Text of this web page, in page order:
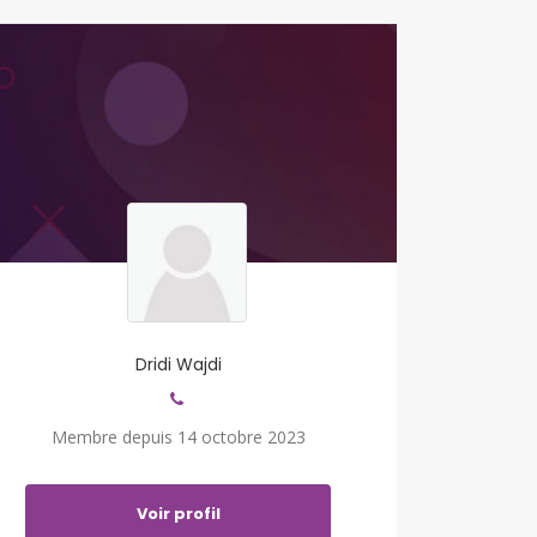
Dridi Wajdi
Membre depuis 14 octobre 2023
Voir profil